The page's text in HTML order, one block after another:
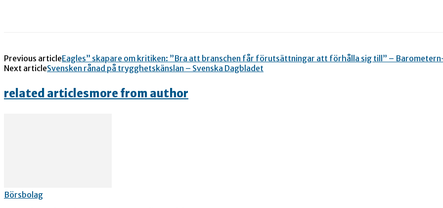
Previous articleEagles” skapare om kritiken: ”Bra att branschen får förutsättningar att förhålla sig till” –
Next articleSvensken rånad på trygghetskänslan – Svenska Dagbladet
related articlesmore from author
Börsbolag